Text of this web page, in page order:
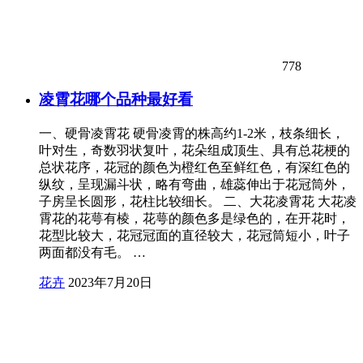
778
凌霄花哪个品种最好看
一、硬骨凌霄花 硬骨凌霄的株高约1-2米，枝条细长，
叶对生，奇数羽状复叶，花朵组成顶生、具有总花梗的
总状花序，花冠的颜色为橙红色至鲜红色，有深红色的
纵纹，呈现漏斗状，略有弯曲，雄蕊伸出于花冠筒外，
子房呈长圆形，花柱比较细长。 二、大花凌霄花 大花凌
霄花的花萼有棱，花萼的颜色多是绿色的，在开花时，
花型比较大，花冠冠面的直径较大，花冠筒短小，叶子
两面都没有毛。 …
花卉 2023年7月20日